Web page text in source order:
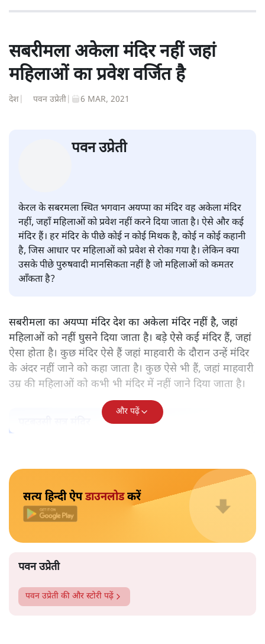
सबरीमला अकेला मंदिर नहीं जहां
महिलाओं का प्रवेश वर्जित है
देश पवन उप्रेती 6 MAR, 2021
केरल के सबरमला स्थित भगवान अयप्पा का मंदिर वह अकेला मंदिर
नहीं, जहाँ महिलाओं को प्रवेश नहीं करने दिया जाता है। ऐसे और कई
मंदिर हैं। हर मंदिर के पीछे कोई न कोई मिथक है, कोई न कोई कहानी
है, जिस आधार पर महिलाओं को प्रवेश से रोका गया है। लेकिन क्या
उसके पीछे पुरुषवादी मानसिकता नहीं है जो महिलाओं को कमतर
सबरीमला का अयप्पा मंदिर देश का अकेला मंदिर नहीं है, जहां
महिलाओं को नहीं घुसने दिया जाता है। बड़े ऐसे कई मंदिर हैं, जहां
ऐसा होता है। कुछ मंदिर ऐसे हैं जहां माहवारी के दौरान उन्हें मंदिर
के अंदर नहीं जाने को कहा जाता है। कुछ ऐसे भी हैं, जहां माहवारी
पटबउसी सत्र मंदिर